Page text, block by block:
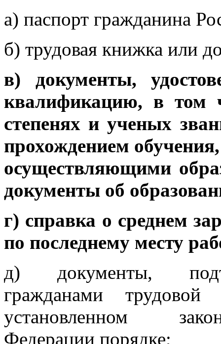
а) паспорт гражданина
б) трудовая книжка или
в) документы,
квалификацию, в том
степенях и ученых
прохождением
осуществляющими
документы об
г) справка о среднем
по последнему месту
д) документы,
гражданами
установленном
Федерации порядке;